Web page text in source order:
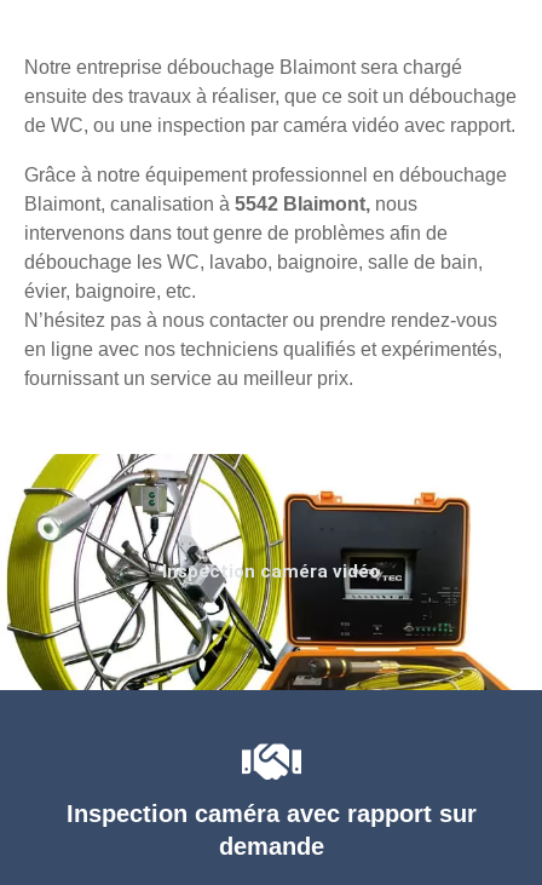
Notre entreprise débouchage Blaimont sera chargé
ensuite des travaux à réaliser, que ce soit un débouchage
de WC, ou une inspection par caméra vidéo avec rapport.
Grâce à notre équipement professionnel en débouchage
Blaimont, canalisation à 5542 Blaimont, nous
intervenons dans tout genre de problèmes afin de
débouchage les WC, lavabo, baignoire, salle de bain,
évier, baignoire, etc.
N’hésitez pas à nous contacter ou prendre rendez-vous
en ligne avec nos techniciens qualifiés et expérimentés,
fournissant un service au meilleur prix.
Inspection caméra avec rapport sur
demande
Inspection caméra vidéo